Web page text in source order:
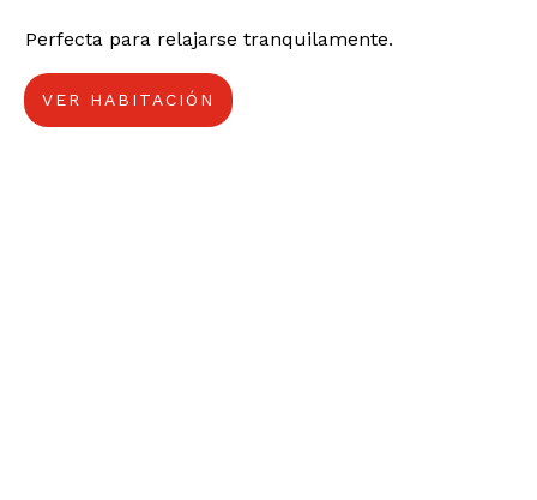
Perfecta para relajarse tranquilamente.
VER HABITACIÓN